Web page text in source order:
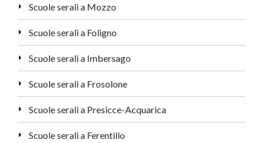
Scuole serali a Mozzo
Scuole serali a Foligno
Scuole serali a Imbersago
Scuole serali a Frosolone
Scuole serali a Presicce-Acquarica
Scuole serali a Ferentillo